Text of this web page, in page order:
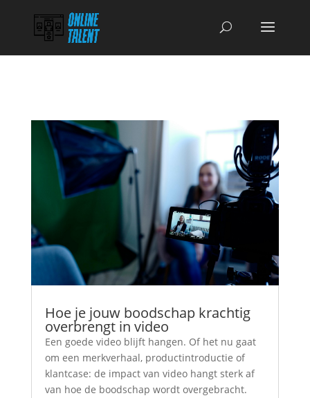
Hoe je jouw boodschap krachtig
overbrengt in video
Een goede video blijft hangen. Of het nu gaat
om een merkverhaal, productintroductie of
klantcase: de impact van video hangt sterk af
van hoe de boodschap wordt overgebracht.